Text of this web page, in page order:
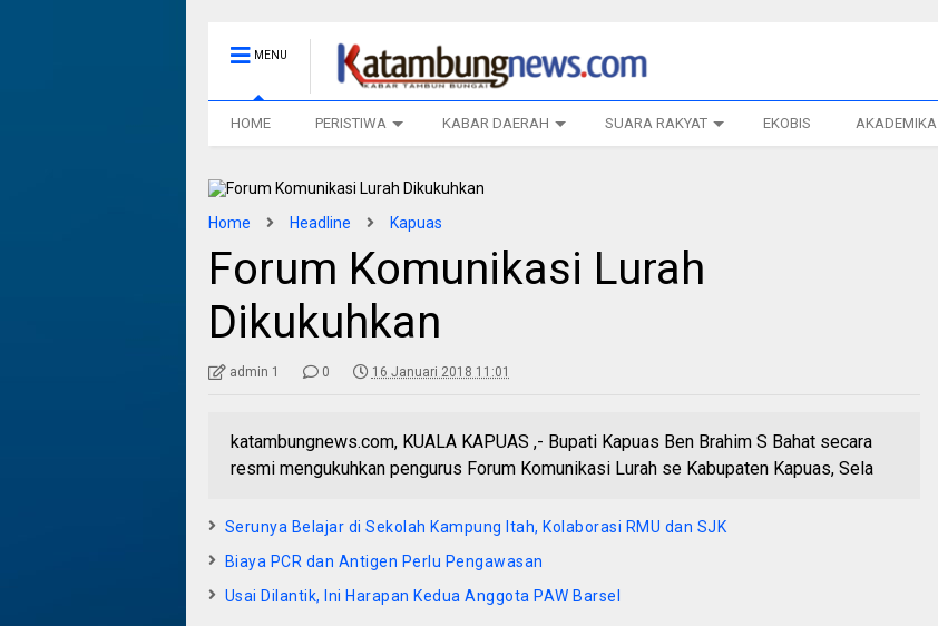
MENU
HOME PERISTIWA KABAR DAERAH SUARA RAKYAT EKOBIS AKADEMIKA
Home Headline Kapuas
Forum Komunikasi Lurah
Dikukuhkan
admin 1 0 16 Januari 2018 11:01
katambungnews.com, KUALA KAPUAS ,- Bupati Kapuas Ben Brahim S Bahat secara
resmi mengukuhkan pengurus Forum Komunikasi Lurah se Kabupaten Kapuas, Sela
Serunya Belajar di Sekolah Kampung Itah, Kolaborasi RMU dan SJK
Biaya PCR dan Antigen Perlu Pengawasan
Usai Dilantik, Ini Harapan Kedua Anggota PAW Barsel